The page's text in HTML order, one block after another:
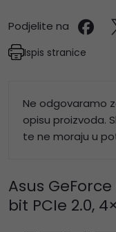
Podjelite na
Ispis stranice
Ne odgovaramo
opisu proizvoda.
te ne moraju u
Asus GeForce
bit PCIe 2.0,